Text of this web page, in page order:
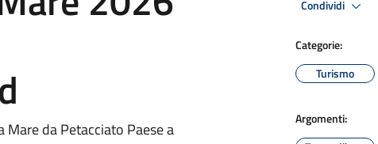
da Petacciato Paese a
Condividi
Categorie:
Turismo
Argomenti: